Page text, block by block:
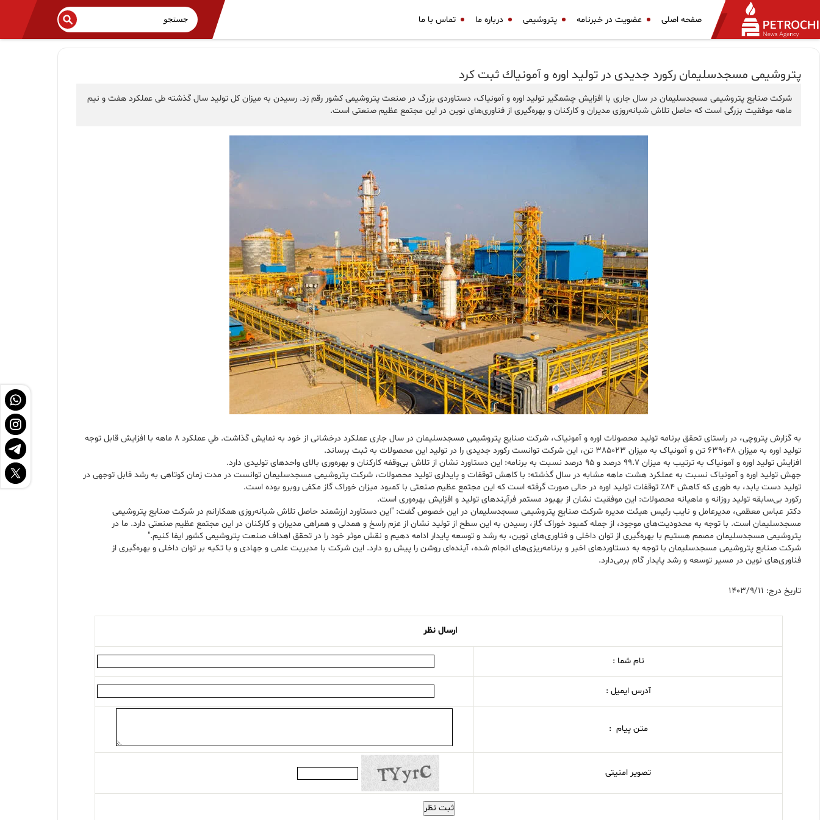
صفحه اصلی عضویت در خبرنامه پتروشیمی درباره ما تماس با ما
پتروشیمی مسجدسلیمان ركورد جدیدی در تولید اوره و آمونیاك ثبت كرد
شرکت صنایع پتروشیمی مسجدسلیمان در سال جاری با افزایش چشمگیر تولید اوره و آمونیاک، دستاوردی بزرگ در صنعت پتروشیمی کشور رقم زد. رسیدن به میزان کل تولید سال گذشته طی عملکرد هفت و نیم
ماهه موفقیت بزرگی است که حاصل تلاش شبانه‌روزی مدیران و کارکنان و بهره‌گیری از فناوری‌های نوین در این مجتمع عظیم صنعتی است.
به گزارش پتروچی، در راستای تحقق برنامه تولید محصولات اوره و آمونیاک، شرکت صنایع پتروشیمی مسجدسلیمان در سال جاری عملکرد درخشانی از خود به نمایش گذاشت. طي عملكرد ٨ ماهه با افزایش قابل توجه
تولید اوره به میزان ٦٣٩٠٤٨ تن و آمونیاک به میزان ٣٨٥٠٢٣ تن، این شرکت توانست رکورد جدیدی را در تولید این محصولات به ثبت برساند.
افزایش تولید اوره و آمونیاک به ترتیب به میزان ۹۹.۷ درصد و ۹۵ درصد نسبت به برنامه: این دستاورد نشان از تلاش بی‌وقفه کارکنان و بهره‌وری بالای واحدهای تولیدی دارد.
جهش تولید اوره و آمونیاک نسبت به عملکرد هشت ماهه مشابه در سال گذشته: با کاهش توقفات و پایداری تولید محصولات، شرکت پتروشیمی مسجدسلیمان توانست در مدت زمان کوتاهی به رشد قابل توجهی در
تولید دست یابد، به طوری که کاهش ۸۴٪ توقفات تولید اوره در حالی صورت گرفته است که این مجتمع عظیم صنعتی با کمبود میزان خوراک گاز مکفی روبرو بوده است.
رکورد بی‌سابقه تولید روزانه و ماهیانه محصولات: این موفقیت نشان از بهبود مستمر فرآیندهای تولید و افزایش بهره‌وری است.
دکتر عباس معظمی، مدیرعامل و نایب رئیس هیئت مدیره شرکت صنایع پتروشیمی مسجدسلیمان در این خصوص گفت: "این دستاورد ارزشمند حاصل تلاش شبانه‌روزی همکارانم در شرکت صنایع پتروشیمی
مسجدسلیمان است. با توجه به محدودیت‌های موجود، از جمله کمبود خوراک گاز، رسیدن به این سطح از تولید نشان از عزم راسخ و همدلی و همراهی مدیران و کارکنان در این مجتمع عظیم صنعتی دارد. ما در
پتروشیمی مسجدسلیمان مصمم هستیم با بهره‌گیری از توان داخلی و فناوری‌های نوین، به رشد و توسعه پایدار ادامه دهیم و نقش موثر خود را در تحقق اهداف صنعت پتروشیمی کشور ایفا کنیم."
شرکت صنایع پتروشیمی مسجدسلیمان با توجه به دستاوردهای اخیر و برنامه‌ریزی‌های انجام شده، آینده‌ای روشن را پیش رو دارد. این شرکت با مدیریت علمی و جهادی و با تکیه بر توان داخلی و بهره‌گیری از
فناوری‌های نوین در مسیر توسعه و رشد پایدار گام برمی‌دارد.
تاریخ درج: 1403/9/11
ارسال نظر
نام شما :
آدرس ایمیل :
متن پیام :
تصویر امنیتی
ثبت نظر